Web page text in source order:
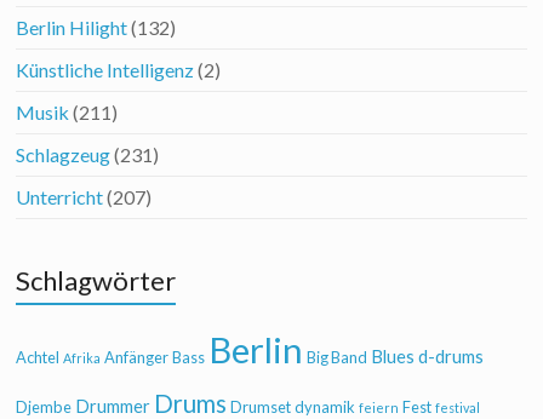
Berlin Hilight(132)
Künstliche Intelligenz(2)
Musik (211)
Schlagzeug(231)
Unterricht(207)
Schlagwörter
Achtel Afrika Anfänger Bass Berlin Big Band Blues d-drums
Djembe Drummer Drums Drumset dynamik feiern Fest festival